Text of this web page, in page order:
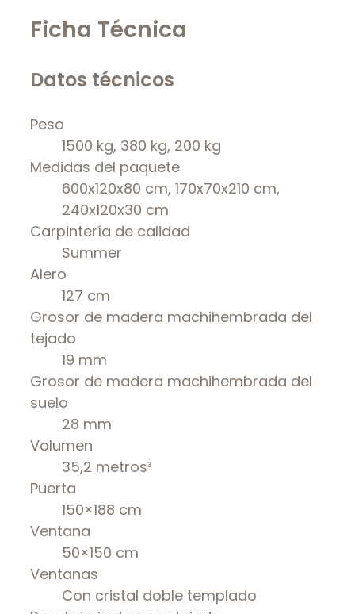
Ficha Técnica
Datos técnicos
Peso
1500 kg, 380 kg, 200 kg
Medidas del paquete
600x120x80 cm, 170x70x210 cm,
240x120x30 cm
Carpintería de calidad
Summer
Alero
127 cm
Grosor de madera machihembrada del
tejado
19 mm
Grosor de madera machihembrada del
suelo
28 mm
Volumen
35,2 metros³
Puerta
150×188 cm
Ventana
50×150 cm
Ventanas
Con cristal doble templado